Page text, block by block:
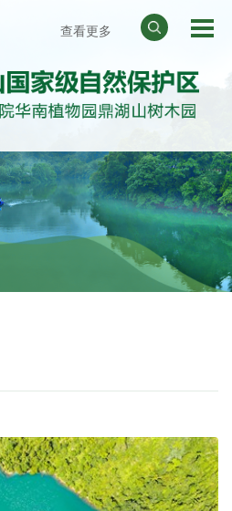
查看更多
天气预报
华南植物园